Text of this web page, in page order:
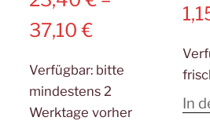
37,10€
Verfügbar: bitte
mindestens 2
Werktage vorher
In